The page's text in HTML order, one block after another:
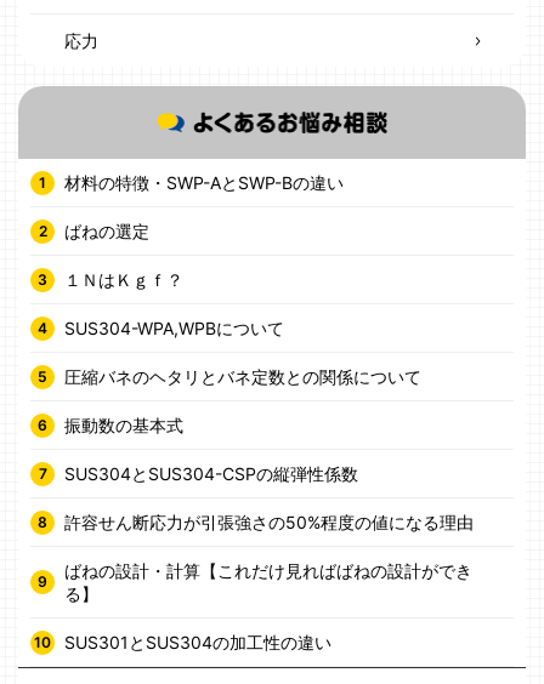
応力
材料の特徴・SWP-AとSWP-Bの違い
ばねの選定
１ＮはＫｇｆ？
SUS304-WPA,WPBについて
圧縮バネのヘタリとバネ定数との関係について
振動数の基本式
SUS304とSUS304-CSPの縦弾性係数
許容せん断応力が引張強さの50%程度の値になる理由
ばねの設計・計算【これだけ見ればばねの設計ができ
る】
SUS301とSUS304の加工性の違い